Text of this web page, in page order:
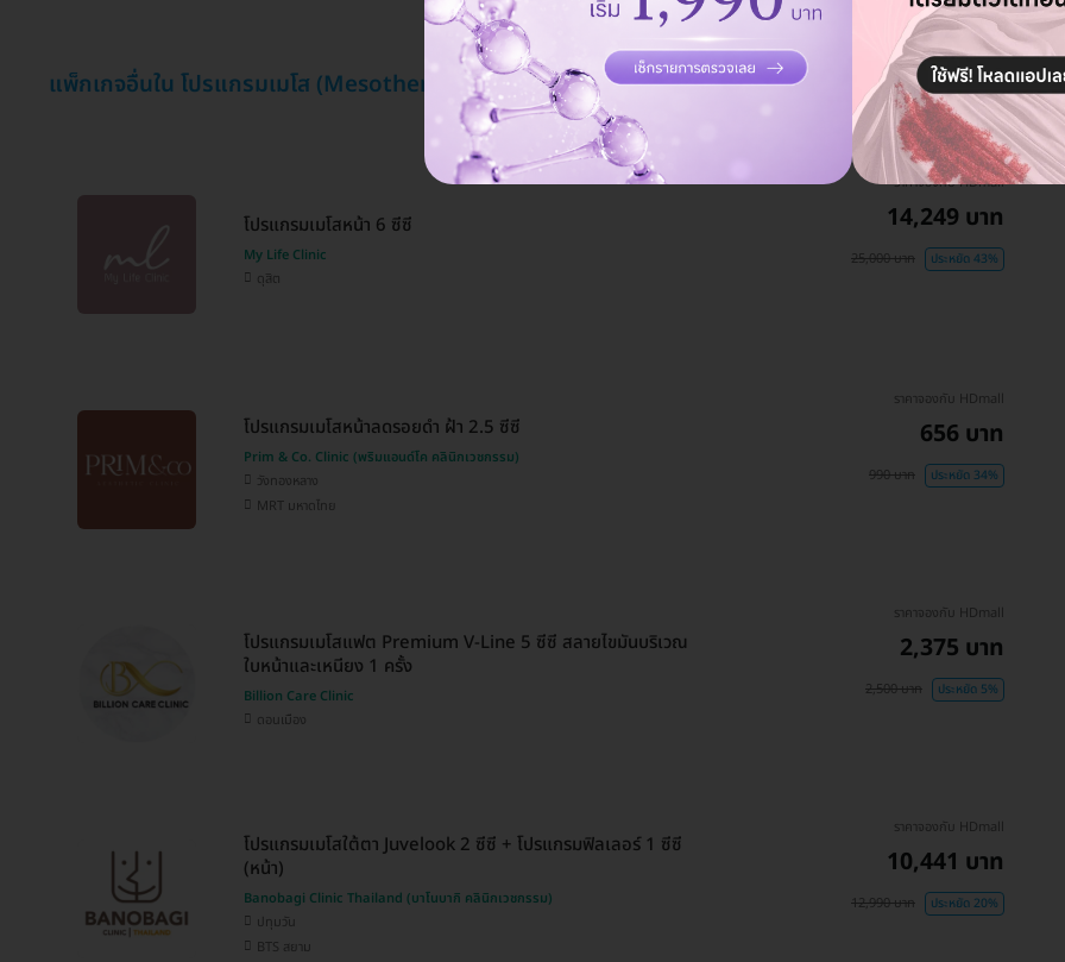
แพ็กเกจอื่นใน โปรแกรมเมโส (Mesotherapy)
โปรแกรมเมโสหน้า 6 ซีซี
My Life Clinic
ดุสิต
ราคาจองกับ HDmall
14,249 บาท
25,000 บาท ประหยัด 43%
โปรแกรมเมโสหน้าลดรอยดำ ฝ้า 2.5 ซีซี
Prim & Co. Clinic (พริมแอนด์โค คลินิกเวชกรรม)
วังทองหลาง
MRT มหาดไทย
ราคาจองกับ HDmall
656 บาท
990 บาท ประหยัด 34%
โปรแกรมเมโสแฟต Premium V-Line 5 ซีซี สลายไขมันบริเวณ
ใบหน้าและเหนียง 1 ครั้ง
Billion Care Clinic
ดอนเมือง
ราคาจองกับ HDmall
2,375 บาท
2,500 บาท ประหยัด 5%
โปรแกรมเมโสใต้ตา Juvelook 2 ซีซี + โปรแกรมฟิลเลอร์ 1 ซีซี
(หน้า)
Banobagi Clinic Thailand (บาโนบากิ คลินิกเวชกรรม)
ปทุมวัน
BTS สยาม
ราคาจองกับ HDmall
10,441 บาท
12,990 บาท ประหยัด 20%